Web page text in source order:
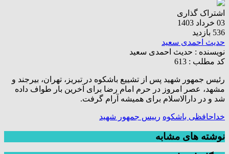
اشتراک گذاری
03 خرداد 1403
536 بازدید
حدیث احمدی سعید
نویسنده : حدیث احمدی سعید
کد مطلب : 613
رئیس جمهور شهید پس از تشییع باشکوه در تبریز، تهران، بیرجند و
مشهد، عصر امروز در حرم امام رضا برای آخرین بار طواف داده
شد و در دارالاسلام برای همیشه آرام گرفت.
خداحافظی باشکوه رییس جمهور شهید
نوشته های مشابه